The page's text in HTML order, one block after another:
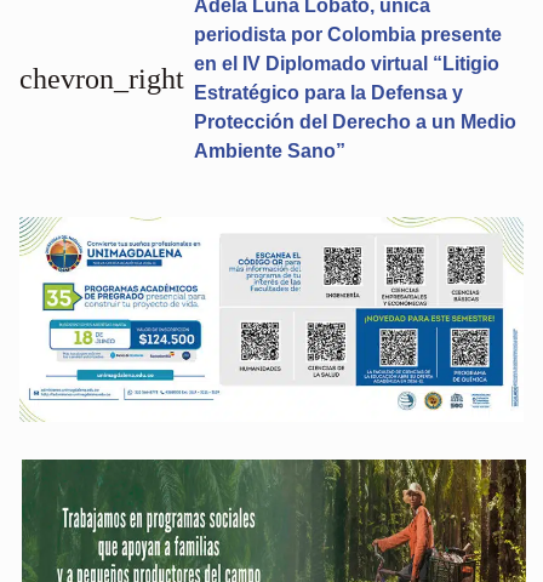
Adela Luna Lobato, única
periodista por Colombia presente
en el IV Diplomado virtual “Litigio
Estratégico para la Defensa y
Protección del Derecho a un Medio
Ambiente Sano”
chevron_right